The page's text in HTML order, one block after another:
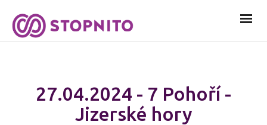
27.04.2024 - 7 Pohoří -
Jizerské hory